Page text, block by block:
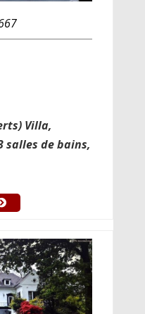
Villa,
salles de bains,